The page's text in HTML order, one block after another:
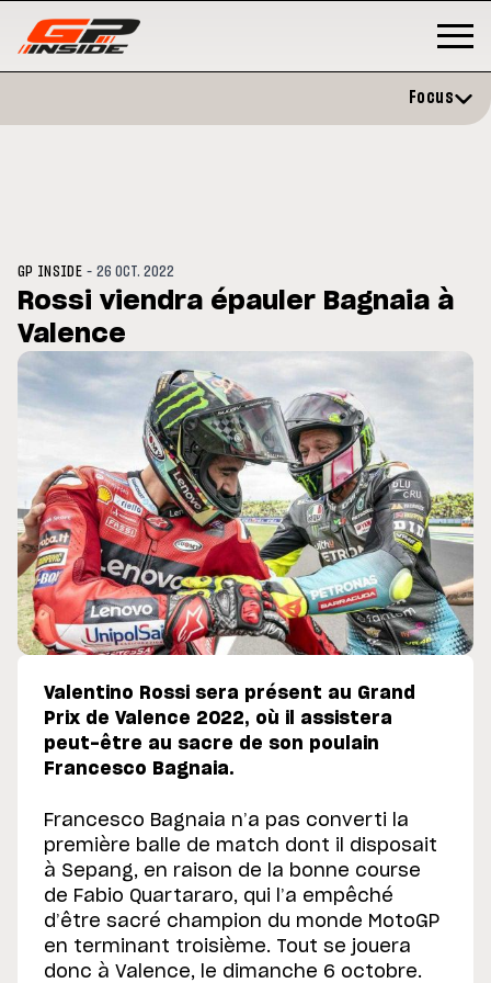
et
de Grande-
retour en septembre
Focus
GP INSIDE -26 OCT. 2022
Rossi viendra épauler Bagnaia à
Valence
Valentino Rossi sera présent au Grand
Prix de Valence 2022, où il assistera
peut-être au sacre de son poulain
Francesco Bagnaia.
Francesco Bagnaia n’a pas converti la
première balle de match dont il disposait
à Sepang, en raison de la bonne course
de Fabio Quartararo, qui l’a empêché
d’être sacré champion du monde MotoGP
en terminant troisième. Tout se jouera
donc à Valence, le dimanche 6 octobre.